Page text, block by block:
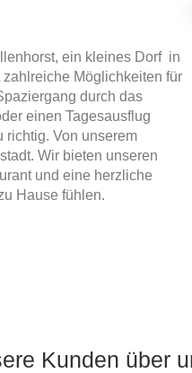
ein kleines Dorf in
Möglichkeiten für
durch das
einen Tagesausflug
richtig. Von unserem
Wir bieten unseren
und eine herzliche
Hause fühlen.
Kunden über